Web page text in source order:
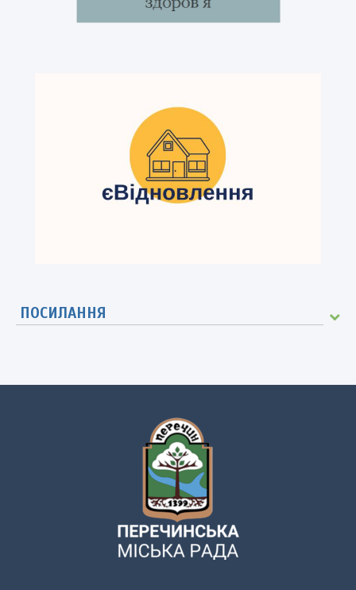
ПОСИЛАННЯ